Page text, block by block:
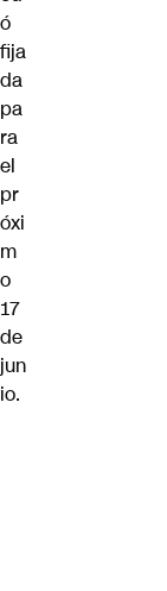
ó
fija
da
pa
ra
el
pr
óxi
m
o
17
de
jun
io.